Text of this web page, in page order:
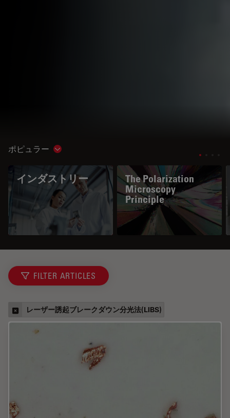
ポピュラー Show subnavigation
インダストリー
The Polarization
Microscopy
Principle
FILTER ARTICLES
レーザー誘起ブレークダウン分光法(LIBS)